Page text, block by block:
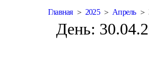
Главная 2025 Апрель
День: